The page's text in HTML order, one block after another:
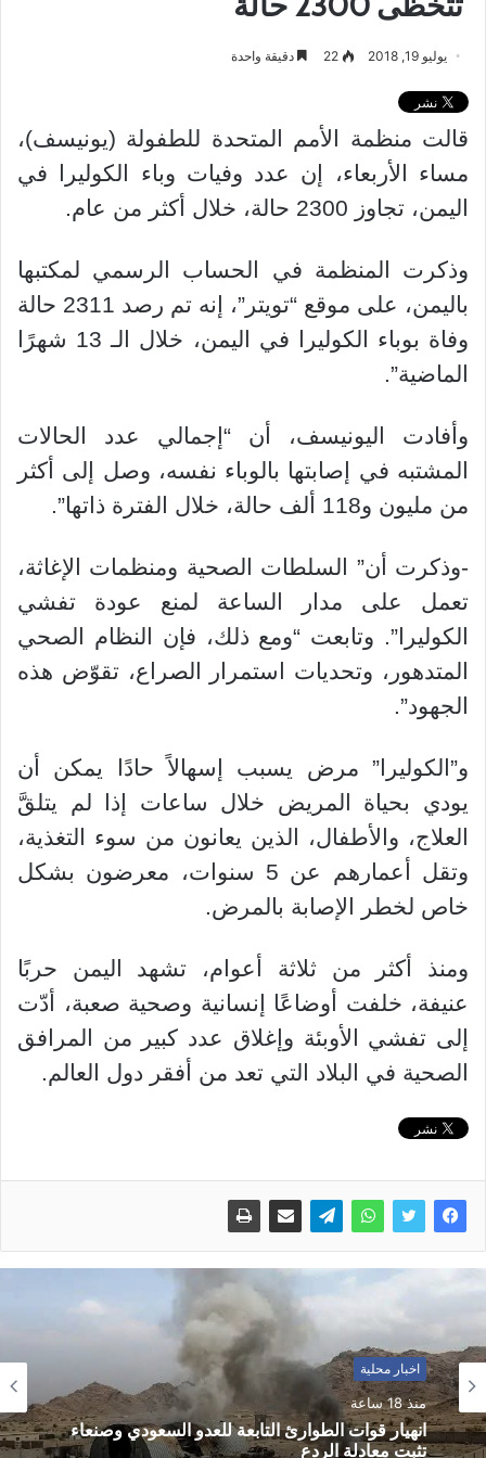
يوليو 19, 2018 22 دقيقة واحدة
قالت منظمة الأمم المتحدة للطفولة (يونيسف)،
مساء الأربعاء، إن عدد وفيات وباء الكوليرا في
اليمن، تجاوز 2300 حالة، خلال أكثر من عام.
وذكرت المنظمة في الحساب الرسمي لمكتبها
باليمن، على موقع “تويتر”، إنه تم رصد 2311 حالة
وفاة بوباء الكوليرا في اليمن، خلال الـ 13 شهرًا
الماضية”.
وأفادت اليونيسف، أن “إجمالي عدد الحالات
المشتبه في إصابتها بالوباء نفسه، وصل إلى أكثر
من مليون و118 ألف حالة، خلال الفترة ذاتها”.
-وذكرت أن” السلطات الصحية ومنظمات الإغاثة،
تعمل على مدار الساعة لمنع عودة تفشي
الكوليرا”. وتابعت “ومع ذلك، فإن النظام الصحي
المتدهور، وتحديات استمرار الصراع، تقوّض هذه
الجهود”.
و”الكوليرا” مرض يسبب إسهالاً حادًا يمكن أن
يودي بحياة المريض خلال ساعات إذا لم يتلقَّ
العلاج، والأطفال، الذين يعانون من سوء التغذية،
وتقل أعمارهم عن 5 سنوات، معرضون بشكل
خاص لخطر الإصابة بالمرض.
ومنذ أكثر من ثلاثة أعوام، تشهد اليمن حربًا
عنيفة، خلفت أوضاعًا إنسانية وصحية صعبة، أدّت
إلى تفشي الأوبئة وإغلاق عدد كبير من المرافق
الصحية في البلاد التي تعد من أفقر دول العالم.
اخبار محلية
منذ 18 ساعة
انهيار قوات الطوارئ التابعة للعدو السعودي وصنعاء
تثبت معادلة الردع